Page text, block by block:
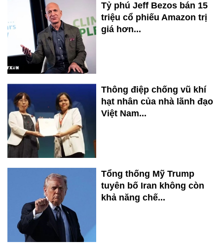
Tỷ phú Jeff Bezos bán 15
triệu cổ phiếu Amazon trị
giá hơn...
Thông điệp chống vũ khí
hạt nhân của nhà lãnh đạo
Việt Nam...
Tổng thống Mỹ Trump
tuyên bố Iran không còn
khả năng chế...